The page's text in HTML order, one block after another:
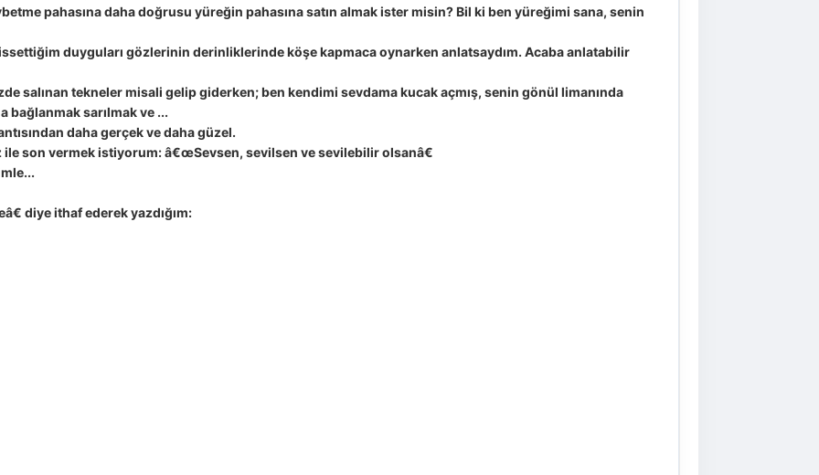
pahasına daha doğrusu yüreğin pahasına satın almak ister misin? Bil ki ben yüreğimi sana, senin
duyguları gözlerinin derinliklerinde köşe kapmaca oynarken anlatsaydım. Acaba anlatabilir
salınan tekneler misali gelip giderken; ben kendimi sevdama kucak açmış, senin gönül limanında
bağlanmak sarılmak ve ...
daha gerçek ve daha güzel.
son vermek istiyorum: â€œSevsen, sevilsen ve sevilebilir olsanâ€
diye ithaf ederek yazdığım: